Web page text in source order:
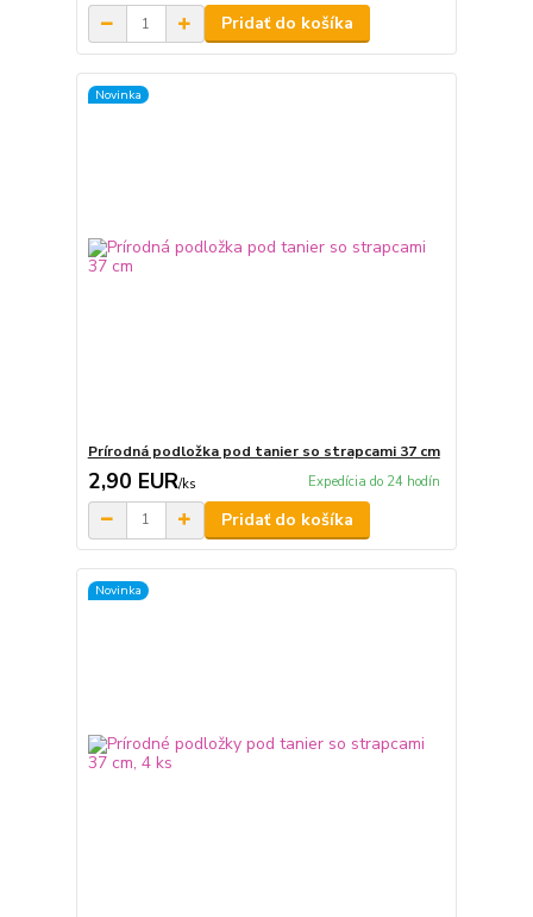
Pridať do košíka
Novinka
Prírodná podložka pod tanier so strapcami 37 cm
2,90 EUR/ks Expedícia do 24 hodín
Pridať do košíka
Novinka